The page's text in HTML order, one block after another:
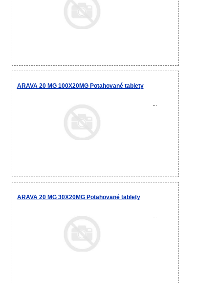
ARAVA 20 MG 100X20MG Potahované tablety
...
ARAVA 20 MG 30X20MG Potahované tablety
...